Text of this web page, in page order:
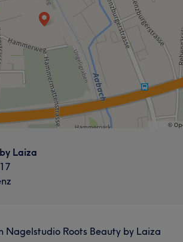
Laiza
Nagelstudio Roots Beauty by Laiza